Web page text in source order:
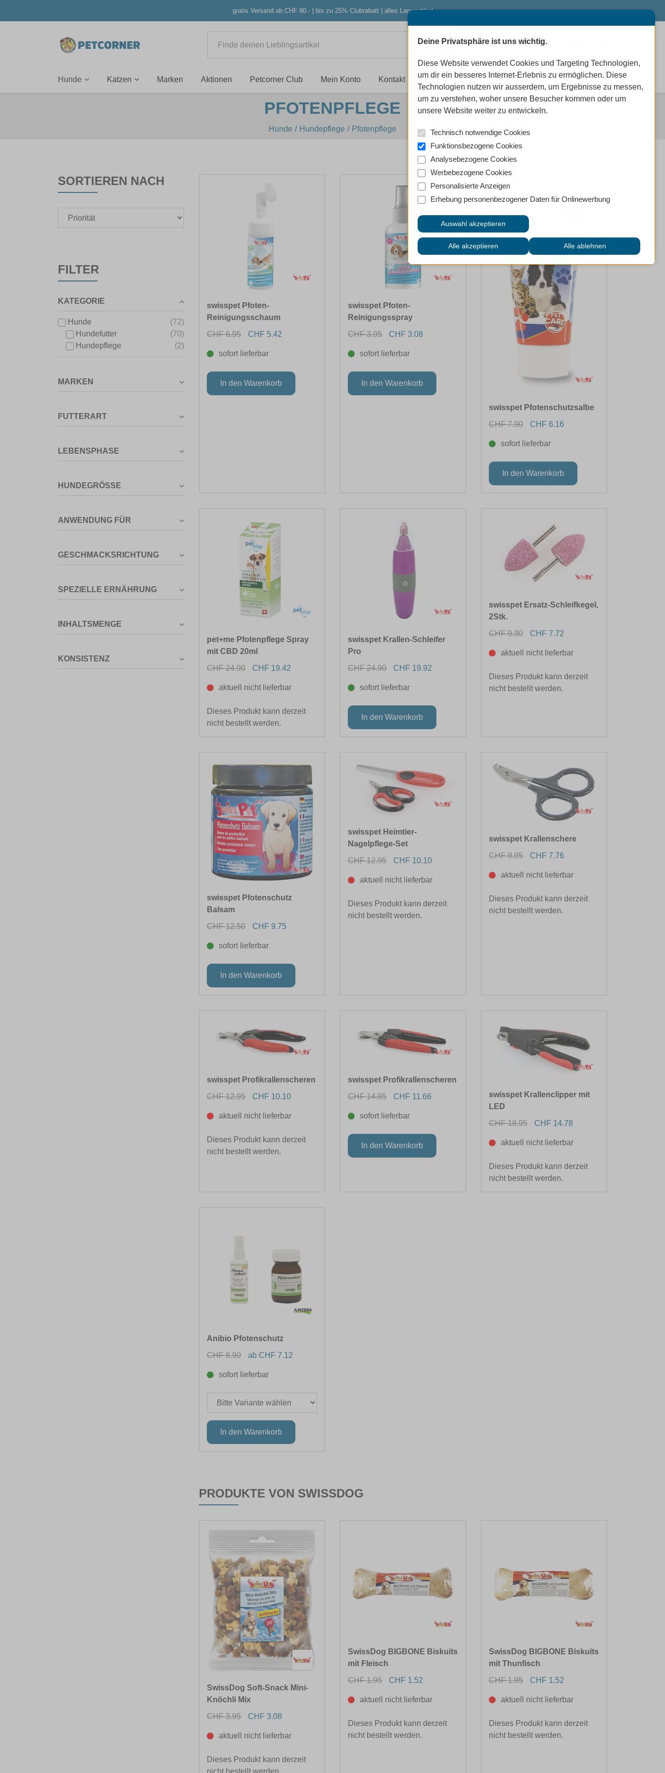
gratis Versand ab CHF 80.- | bis zu 25% Clubrabatt | alles Lagerartikel
Hunde Katzen Marken Aktionen Petcorner Club Mein Konto Kontakt
PFOTENPFLEGE
Hunde Hundepflege Pfotenpflege
SORTIEREN NACH
FILTER
KATEGORIE
Hunde
(72)
Hundefutter
(70)
Hundepflege
(2)
MARKEN
FUTTERART
LEBENSPHASE
HUNDEGRÖSSE
ANWENDUNG FÜR
GESCHMACKSRICHTUNG
SPEZIELLE ERNÄHRUNG
INHALTSMENGE
KONSISTENZ
swisspet Pfoten-
Reinigungsschaum
CHF 6.95
CHF 5.42
sofort lieferbar
swisspet Pfoten-
Reinigungsspray
CHF 3.95
CHF 3.08
sofort lieferbar
swisspet Pfotenschutzsalbe
CHF 7.90
CHF 6.16
sofort lieferbar
pet+me Pfotenpflege Spray
mit CBD 20ml
CHF 24.90
CHF 19.42
aktuell nicht lieferbar
Dieses Produkt kann derzeit
nicht bestellt werden.
swisspet Krallen-Schleifer
Pro
CHF 24.90
CHF 19.92
sofort lieferbar
swisspet Ersatz-Schleifkegel,
2Stk.
CHF 9.90
CHF 7.72
aktuell nicht lieferbar
Dieses Produkt kann derzeit
nicht bestellt werden.
swisspet Pfotenschutz
Balsam
CHF 12.50
CHF 9.75
sofort lieferbar
swisspet Heimtier-
Nagelpflege-Set
CHF 12.95
CHF 10.10
aktuell nicht lieferbar
Dieses Produkt kann derzeit
nicht bestellt werden.
swisspet Krallenschere
CHF 9.95
CHF 7.76
aktuell nicht lieferbar
Dieses Produkt kann derzeit
nicht bestellt werden.
swisspet Profikrallenscheren
CHF 12.95
CHF 10.10
aktuell nicht lieferbar
Dieses Produkt kann derzeit
nicht bestellt werden.
swisspet Profikrallenscheren
CHF 14.95
CHF 11.66
sofort lieferbar
swisspet Krallenclipper mit
LED
CHF 18.95
CHF 14.78
aktuell nicht lieferbar
Dieses Produkt kann derzeit
nicht bestellt werden.
Anibio Pfotenschutz
CHF 8.90
ab CHF 7.12
sofort lieferbar
PRODUKTE VON SWISSDOG
SwissDog Soft-Snack Mini-
Knöchli Mix
CHF 3.95
CHF 3.08
aktuell nicht lieferbar
Dieses Produkt kann derzeit
nicht bestellt werden.
SwissDog BIGBONE Biskuits
mit Fleisch
CHF 1.95
CHF 1.52
aktuell nicht lieferbar
Dieses Produkt kann derzeit
nicht bestellt werden.
SwissDog BIGBONE Biskuits
mit Thunfisch
CHF 1.95
CHF 1.52
aktuell nicht lieferbar
Dieses Produkt kann derzeit
nicht bestellt werden.
Deine Privatsphäre ist uns wichtig.
Diese Website verwendet Cookies und Targeting Technologien,
um dir ein besseres Internet-Erlebnis zu ermöglichen. Diese
Technologien nutzen wir ausserdem, um Ergebnisse zu messen,
um zu verstehen, woher unsere Besucher kommen oder um
unsere Website weiter zu entwickeln.
Technisch notwendige Cookies
Funktionsbezogene Cookies
Analysebezogene Cookies
Werbebezogene Cookies
Personalisierte Anzeigen
Erhebung personenbezogener Daten für Onlinewerbung